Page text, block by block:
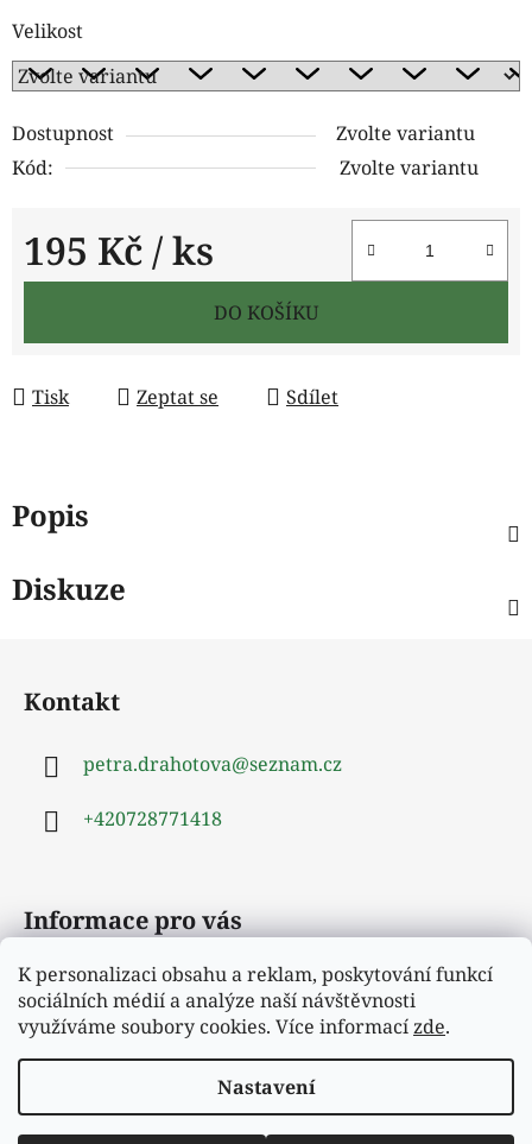
K personalizaci obsahu a reklam, poskytování funkcí
sociálních médií a analýze naší návštěvnosti
využíváme soubory cookies. Více informacízde.
Nastavení
Velikost
Dostupnost
Zvolte variantu
Kód:
Zvolte variantu
195 Kč / ks
Měrná cena:
DO KOŠÍKU
Tisk Zeptat se Sdílet
Popis
Diskuze
Kontakt
petra.drahotova@seznam.cz
+420728771418
Informace pro vás
Obchodní podmínky
Podmínky ochrany osobních údajů
Moje objednávka